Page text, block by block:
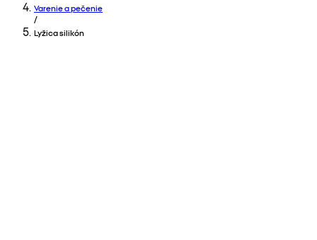
Varenie a pečenie
/
Lyžica silikón